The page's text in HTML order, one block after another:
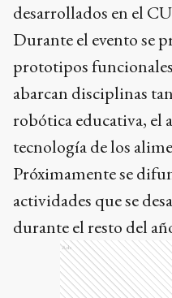
desarrollados en el
Durante el evento se
prototipos
abarcan disciplinas
robótica educativa, el
tecnología de los
Próximamente se
actividades que se
durante el resto del
Ads